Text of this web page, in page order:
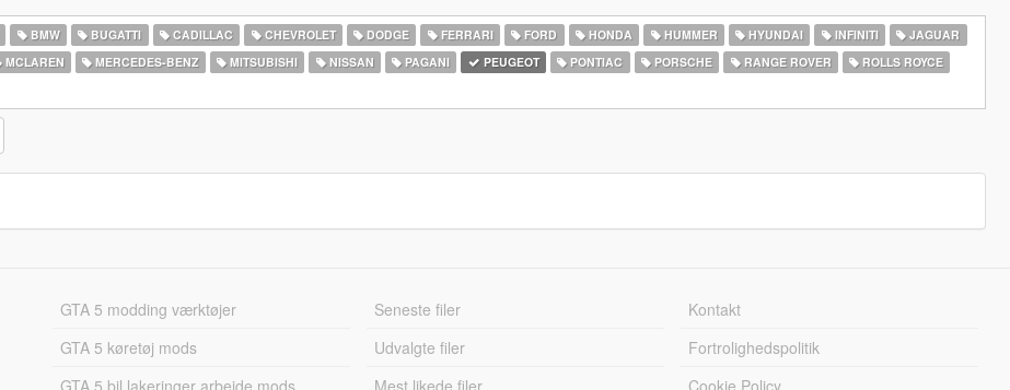
BMW BUGATTI CADILLAC CHEVROLET DODGE FERRARI FORD HONDA HUMMER HYUNDAI INFINITI
JAGUAR
MCLAREN MERCEDES-BENZ MITSUBISHI NISSAN PAGANI PEUGEOT PONTIAC PORSCHE RANGE ROVER
ROLLS ROYCE
GTA 5 modding værktøjer
GTA 5 køretøj mods
GTA 5 bil lakeringer arbejde mods
Seneste filer
Udvalgte filer
Mest likede filer
Kontakt
Fortrolighedspolitik
Cookie Policy